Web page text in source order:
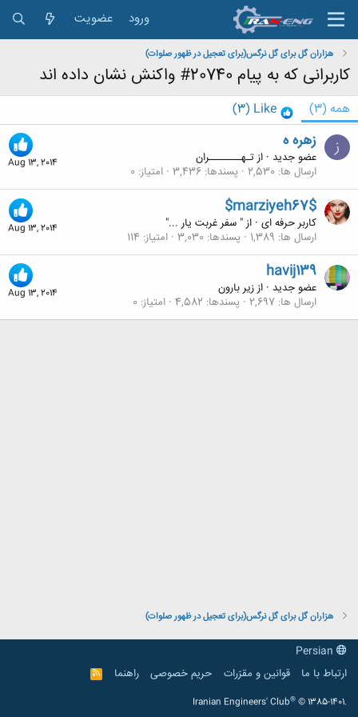
ورود عضویت
هزاران گل برای گل نرگس(برای تعجیل در ظهور صلوات)
کاربرانی که به پیام 20740# واکنش نشان داده اند
همه (3)
Like
(3)
ز
Aug 13, 2014
زهره ه
عضو جدید · ازتـهــــــــران
ارسال ها 2,530 پسندها 3,436 امتیاز 0
Aug 13, 2014
$marziyeh67$
کاربر حرفه ای · از" سفر غربت یار ..."
ارسال ها 1,389 پسندها 3,030 امتیاز 114
Aug 13, 2014
havij139
عضو جدید · اززیر بارون
ارسال ها 2,697 پسندها 4,582 امتیاز 0
هزاران گل برای گل نرگس(برای تعجیل در ظهور صلوات)
ارتباط با ما
قوانین و مقرّرات حریم خصوصی راهنما
R
S
Iranian Engineers' Club® © 1385-1401.